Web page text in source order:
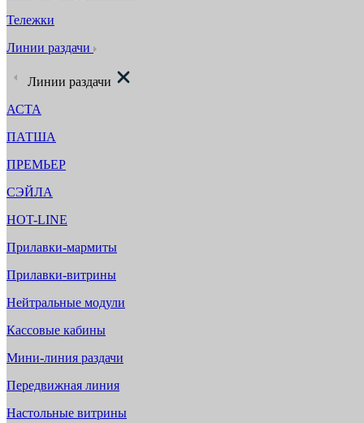
Тележки
Линии раздачи
Линии раздачи
АСТА
ПАТША
ПРЕМЬЕР
СЭЙЛА
HOT-LINE
Прилавки-мармиты
Прилавки-витрины
Нейтральные модули
Кассовые кабины
Мини-линия раздачи
Передвижная линия
Настольные витрины